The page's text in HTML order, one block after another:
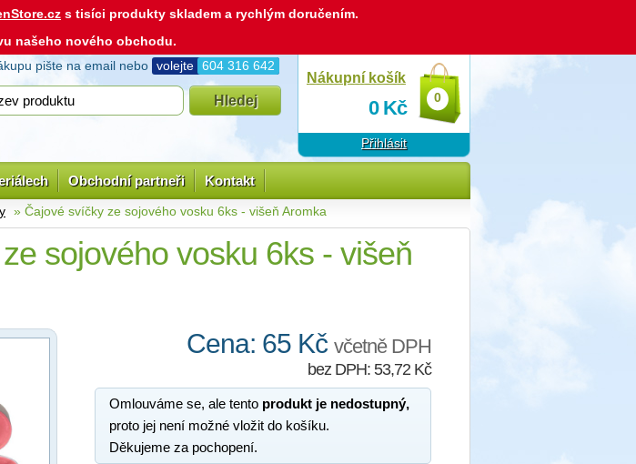
s tisíci produkty skladem a rychlým doručením.
našeho nového obchodu.
pište na email nebo volejte 604 316 642
Nákupní košík
0
0Kč
Přihlásit
Obchodní partneři Kontakt
» Čajové svíčky ze sojového vosku 6ks - višeň Aromka
sojového vosku 6ks - višeň
Cena: 65 Kč včetně DPH
bez DPH: 53,72 Kč
Omlouváme se, ale tento produkt je nedostupný,
proto jej není možné vložit do košíku.
Děkujeme za pochopení.